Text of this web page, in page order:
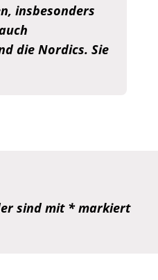
insbesonders
die Nordics. Sie
sind mit *markiert